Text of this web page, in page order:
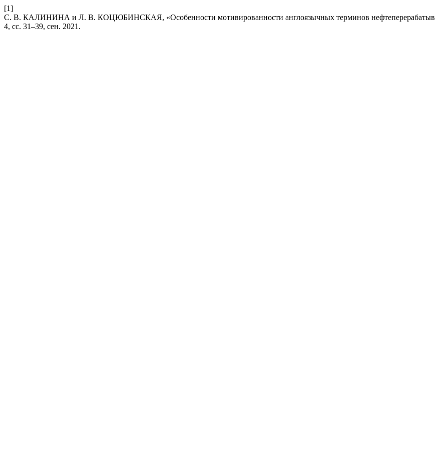
[1]
С. В. КАЛИНИНА и Л. В. КОЦЮБИНСКАЯ, «Особенности мотивированности англоязычных терминов
4, сс. 31–39, сен. 2021.